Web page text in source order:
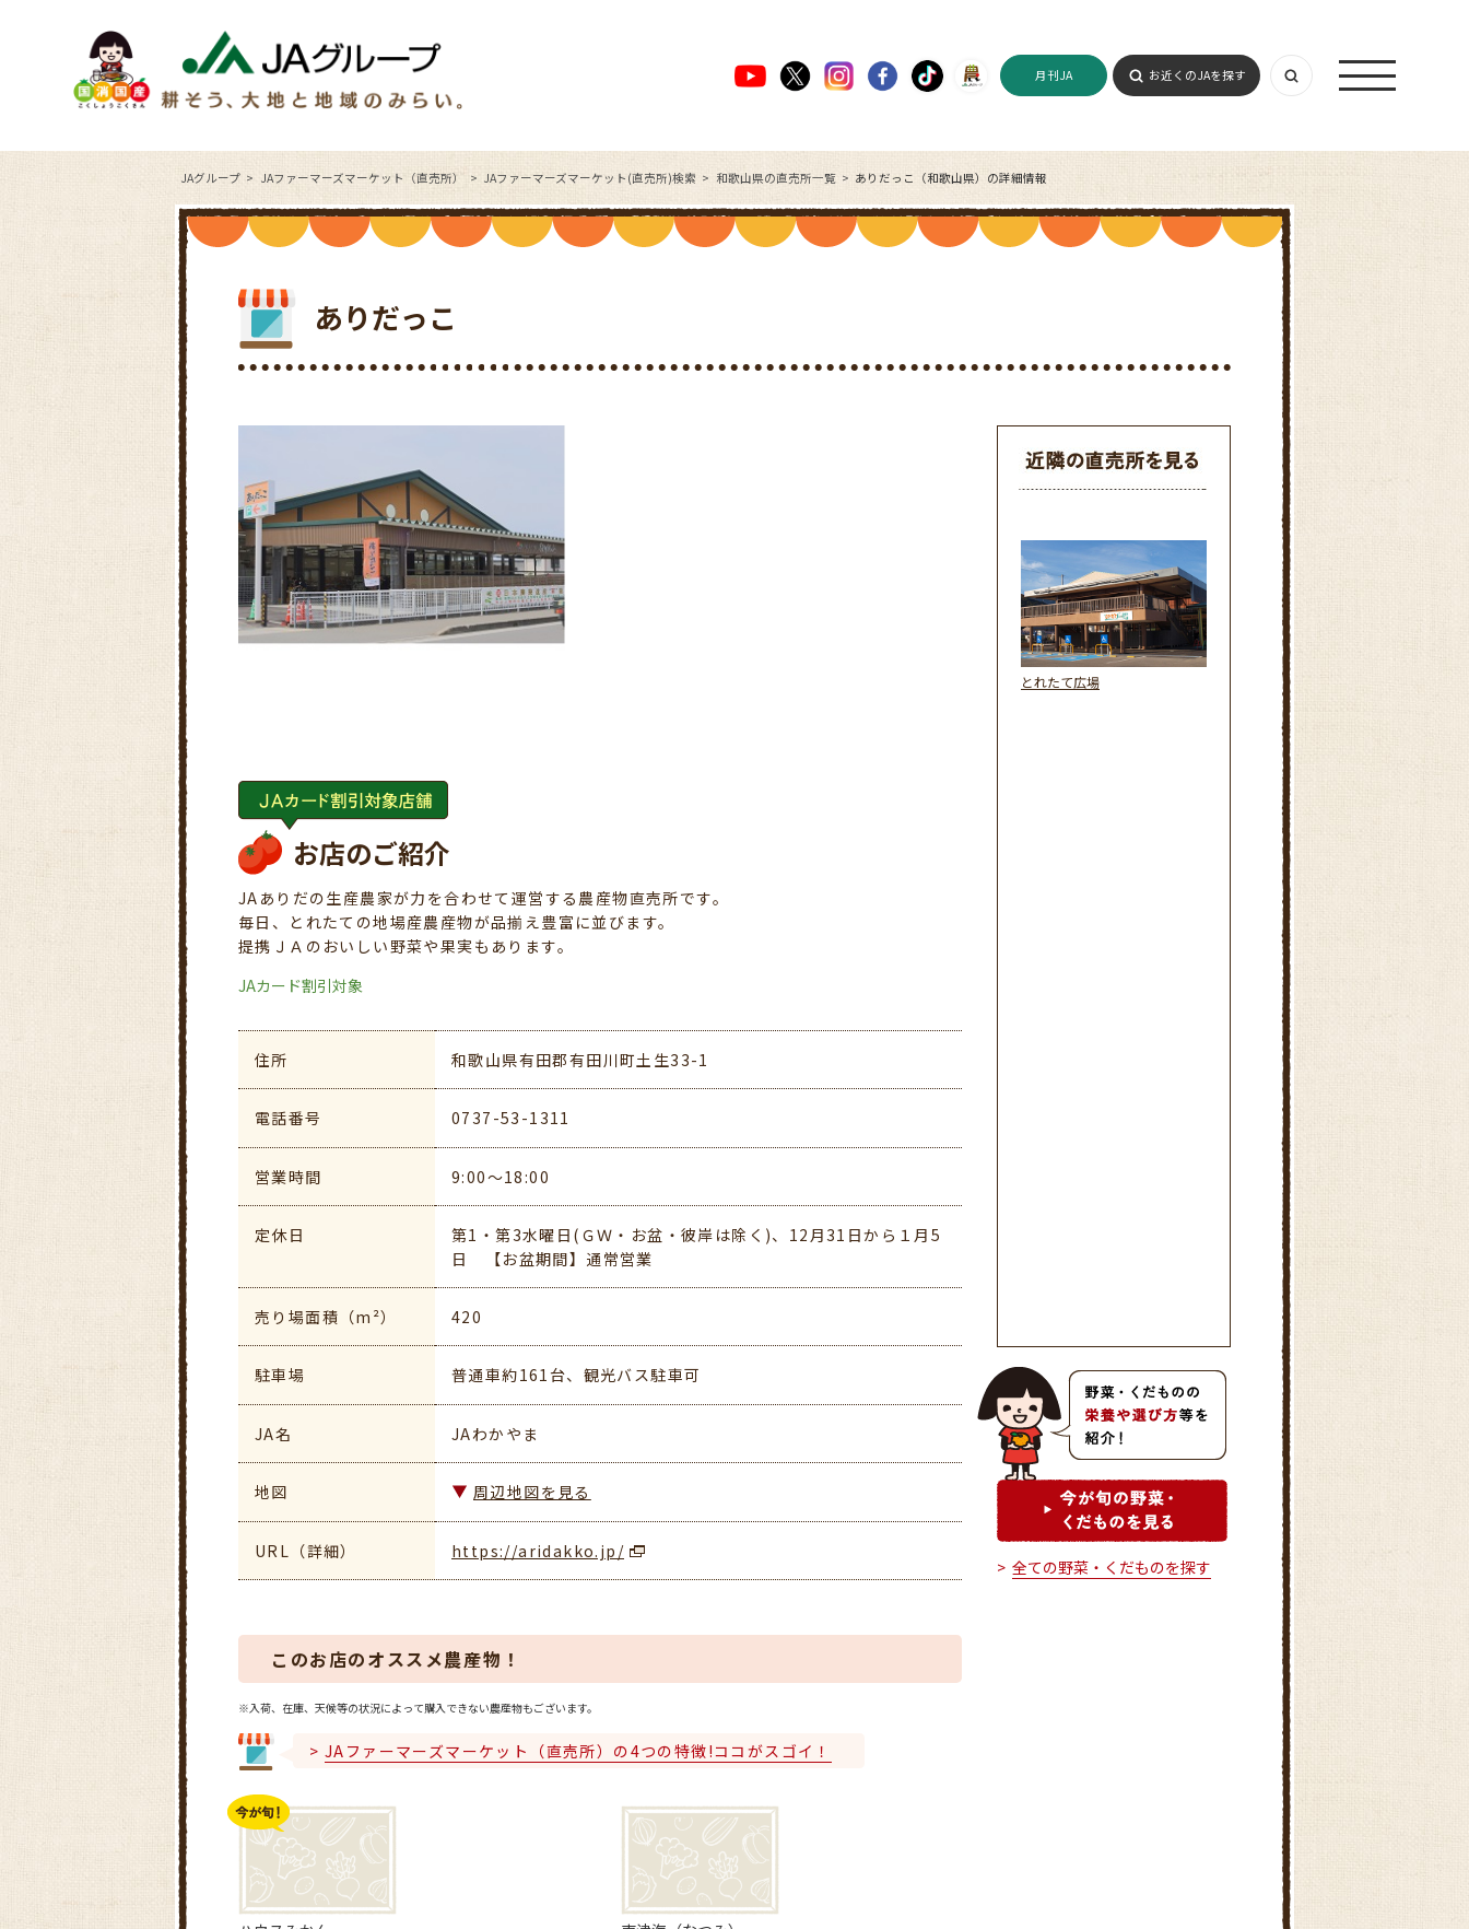
月刊JA お近くのJAを探す
JAグループ JAファーマーズマーケット（直売所） JAファーマーズマーケット(直売所)検索 和歌山県の直売所一覧 ありだっこ（和歌山県）の詳細情報
ありだっこ
お店のご紹介
JAありだの生産農家が力を合わせて運営する農産物直売所です。
毎日、とれたての地場産農産物が品揃え豊富に並びます。
提携ＪＡのおいしい野菜や果実もあります。
JAカード割引対象
住所 和歌山県有田郡有田川町土生33-1
電話番号 0737-53-1311
営業時間 9:00～18:00
定休日
第1・第3水曜日(ＧＷ・お盆・彼岸は除く)、12月31日から１月5
日 【お盆期間】通常営業
売り場面積（m²） 420
駐車場 普通車約161台、観光バス駐車可
JA名 JAわかやま
地図 周辺地図を見る
URL（詳細） https://aridakko.jp/
このお店のオススメ農産物！
※入荷、在庫、天候等の状況によって購入できない農産物もございます。
JAファーマーズマーケット（直売所）の4つの特徴!ココがスゴイ！
とれたて広場
全ての野菜・くだものを探す